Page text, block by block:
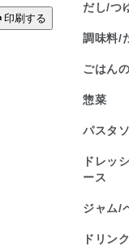
印刷する
だし/つ
調味料/
ごはん
惣菜
パスタ
ドレッ
ース
ジャム/
ドリンク